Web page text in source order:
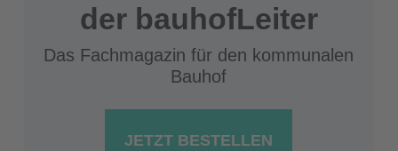
der bauhofLeiter
Das Fachmagazin für den kommunalen
Bauhof
JETZT BESTELLEN